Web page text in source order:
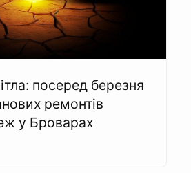
посеред березня
ремонтів
у Броварах